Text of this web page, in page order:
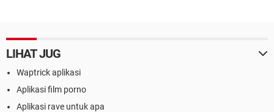
LIHAT JUG
Waptrick aplikasi
Aplikasi film porno
Aplikasi rave untuk apa